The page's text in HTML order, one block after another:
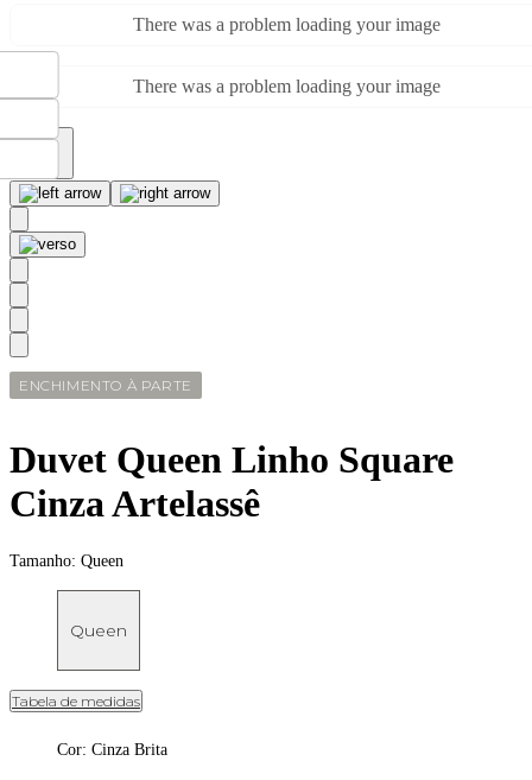
There was a problem loading your image
There was a problem loading your image
ENCHIMENTO À PARTE
Duvet Queen Linho Square
Cinza Artelassê
Tamanho: Queen
Queen
Tabela de medidas
Cor: Cinza Brita